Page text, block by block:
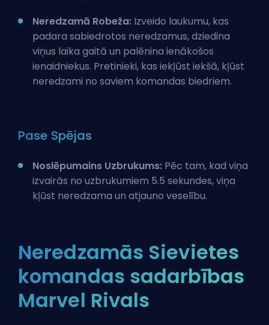
Neredzamā Robeža: Izveido laukumu, kas
padara sabiedrotos neredzamus, dziedina
viņus laika gaitā un palēnina ienākošos
ienaidniekus. Pretinieki, kas iekļūst iekšā, kļūst
neredzami no saviem komandas biedriem.
Pase Spējas
Noslēpumains Uzbrukums: Pēc tam, kad viņa
izvairās no uzbrukumiem 5.5 sekundes, viņa
kļūst neredzama un atjauno veselību.
Neredzamās Sievietes
komandas sadarbības
Marvel Rivals